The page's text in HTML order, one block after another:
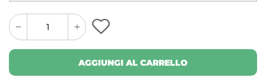
quantity
button
quantity
minus
button
AGGIUNGI AL CARRELLO